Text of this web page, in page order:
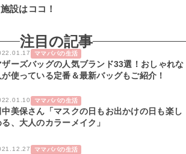
設はココ！
注目の記事
ママパパの生活
ザーズバッグの人気ブランド33選！おしゃれな
が使っている定番＆最新バッグもご紹介！
ママパパの生活
中美保さん「マスクの日もお出かけの日も楽し
る、大人のカラーメイク」
ママパパの生活